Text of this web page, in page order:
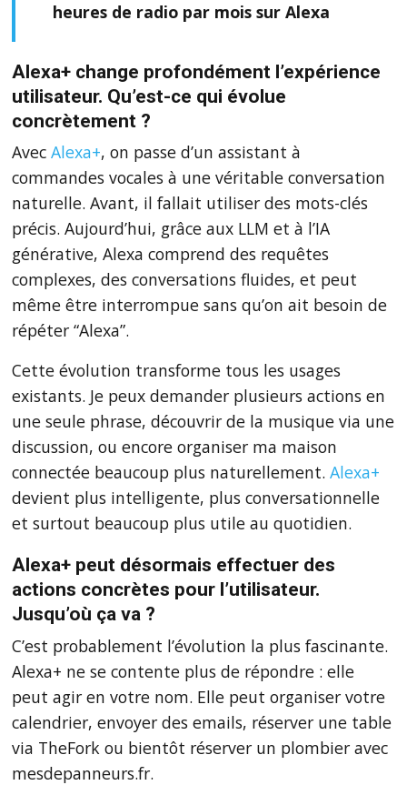
heures de radio par mois sur Alexa
Alexa+ change profondément l’expérience
utilisateur. Qu’est-ce qui évolue
concrètement ?
AvecAlexa+, on passe d’un assistant à
commandes vocales à une véritable conversation
naturelle. Avant, il fallait utiliser des mots-clés
précis. Aujourd’hui, grâce aux LLM et à l’IA
générative, Alexa comprend des requêtes
complexes, des conversations fluides, et peut
même être interrompue sans qu’on ait besoin de
répéter “Alexa”.
Cette évolution transforme tous les usages
existants. Je peux demander plusieurs actions en
une seule phrase, découvrir de la musique via une
discussion, ou encore organiser ma maison
connectée beaucoup plus naturellement.Alexa+
devient plus intelligente, plus conversationnelle
et surtout beaucoup plus utile au quotidien.
Alexa+ peut désormais effectuer des
actions concrètes pour l’utilisateur.
Jusqu’où ça va ?
C’est probablement l’évolution la plus fascinante.
Alexa+ ne se contente plus de répondre : elle
peut agir en votre nom. Elle peut organiser votre
calendrier, envoyer des emails, réserver une table
via TheFork ou bientôt réserver un plombier avec
mesdepanneurs.fr.